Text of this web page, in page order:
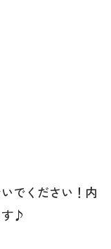
でください！内
す♪